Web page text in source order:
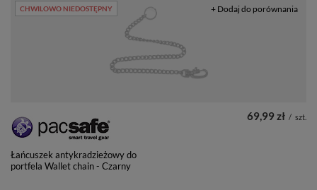
CHWILOWO NIEDOSTĘPNY
Łańcuszek antykradzieżowy do
portfela Wallet chain - Czarny
69,99 zł / szt.
+ Dodaj do porównania